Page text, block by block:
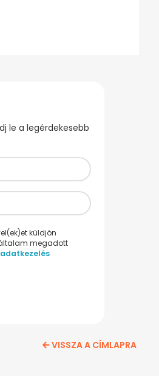
le a legérdekesebb
küldjön
általam megadott
VISSZA A CÍMLAPRA